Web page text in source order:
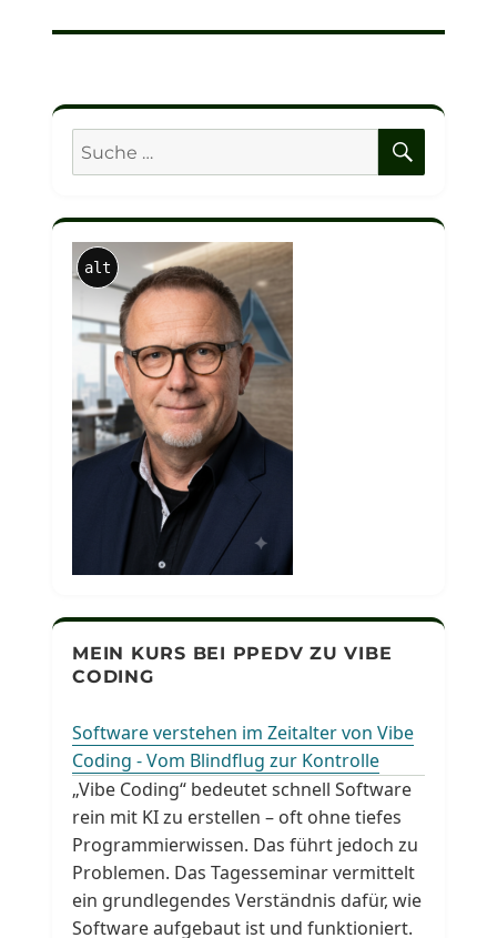
Suche
nach:
alt
MEIN KURS BEI PPEDV ZU VIBE
CODING
Software verstehen im Zeitalter von Vibe
Coding - Vom Blindflug zur Kontrolle
„Vibe Coding“ bedeutet schnell Software
rein mit KI zu erstellen – oft ohne tiefes
Programmierwissen. Das führt jedoch zu
Problemen. Das Tagesseminar vermittelt
ein grundlegendes Verständnis dafür, wie
Software aufgebaut ist und funktioniert.